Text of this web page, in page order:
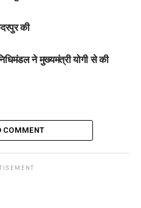
की
ने मुख्यमंत्री योगी से की
COMMENT